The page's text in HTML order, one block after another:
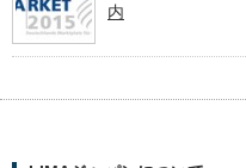
内